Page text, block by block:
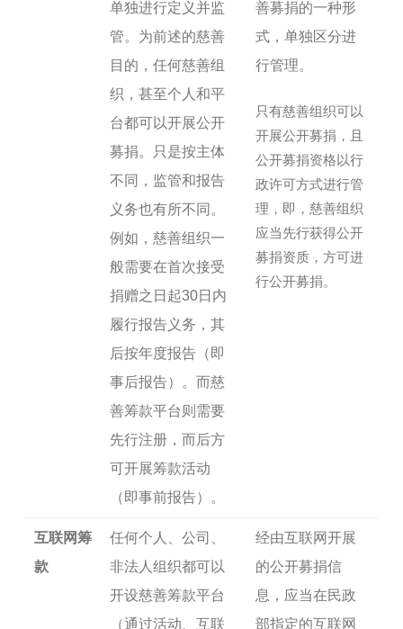
单独进行定义并监
管。为前述的慈善
目的，任何慈善组
织，甚至个人和平
台都可以开展公开
募捐。只是按主体
不同，监管和报告
义务也有所不同。
例如，慈善组织一
般需要在首次接受
捐赠之日起30日内
履行报告义务，其
后按年度报告（即
事后报告）。而慈
善筹款平台则需要
先行注册，而后方
可开展筹款活动
（即事前报告）。
善募捐的一种形
式，单独区分进
行管理。
只有慈善组织可以
开展公开募捐，且
公开募捐资格以行
政许可方式进行管
理，即，慈善组织
应当先行获得公开
募捐资质，方可进
行公开募捐。
互联网筹
款
任何个人、公司、
非法人组织都可以
开设慈善筹款平台
（通过活动、互联
经由互联网开展
的公开募捐信
息，应当在民政
部指定的互联网